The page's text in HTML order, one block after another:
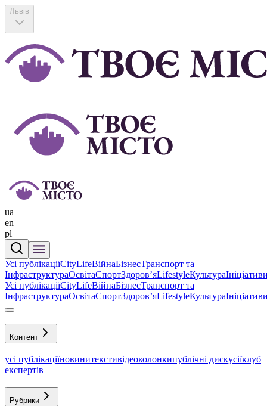
Львів
ua
en
pl
Усі публікаціїCityLifeВійнаБізнесТранспорт та
ІнфраструктураОсвітаСпортЗдоровʼяLifestyleКультура
Усі публікаціїCityLifeВійнаБізнесТранспорт та
ІнфраструктураОсвітаСпортЗдоровʼяLifestyleКультура
Контент
усі публікаціїновинитекстивідеоколонкипублічні дискусіїклуб
експертів
Рубрики